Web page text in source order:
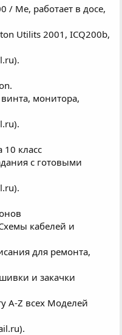
/ Me, работает в досе,
Utilits 2001, ICQ200b,
монитора,
класс
с готовыми
кабелей и
для ремонта,
и закачки
A-Z всех Моделей